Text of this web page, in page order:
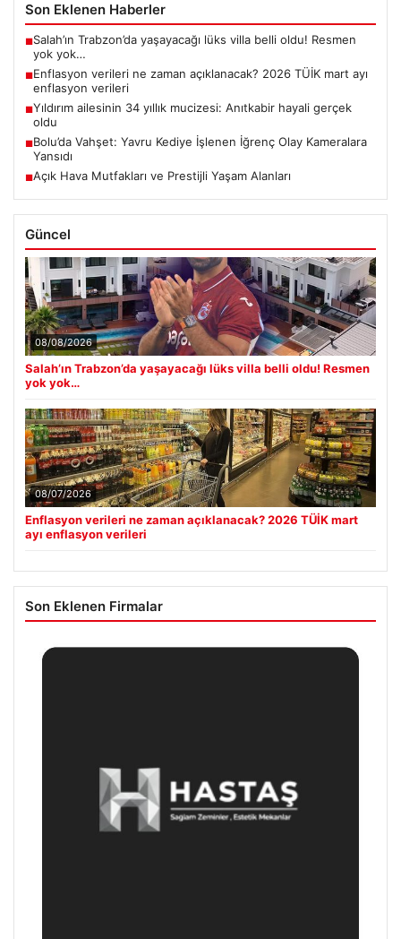
Son Eklenen Haberler
■Salah’ın Trabzon’da yaşayacağı lüks villa belli oldu! Resmen
yok yok…
■Enflasyon verileri ne zaman açıklanacak? 2026 TÜİK mart ayı
enflasyon verileri
■Yıldırım ailesinin 34 yıllık mucizesi: Anıtkabir hayali gerçek
oldu
■Bolu’da Vahşet: Yavru Kediye İşlenen İğrenç Olay Kameralara
Yansıdı
■Açık Hava Mutfakları ve Prestijli Yaşam Alanları
Güncel
08/08/2026
Salah’ın Trabzon’da yaşayacağı lüks villa belli oldu! Resmen
yok yok…
08/07/2026
Enflasyon verileri ne zaman açıklanacak? 2026 TÜİK mart
ayı enflasyon verileri
Son Eklenen Firmalar